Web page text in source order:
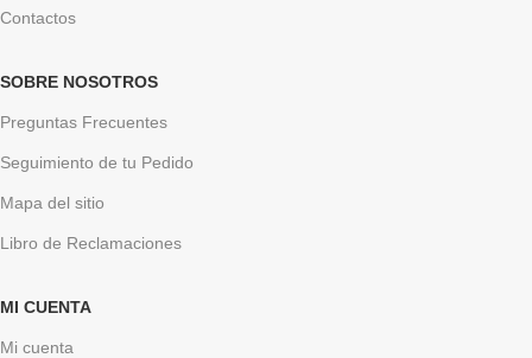
Contactos
SOBRE NOSOTROS
Preguntas Frecuentes
Seguimiento de tu Pedido
Mapa del sitio
Libro de Reclamaciones
MI CUENTA
Mi cuenta